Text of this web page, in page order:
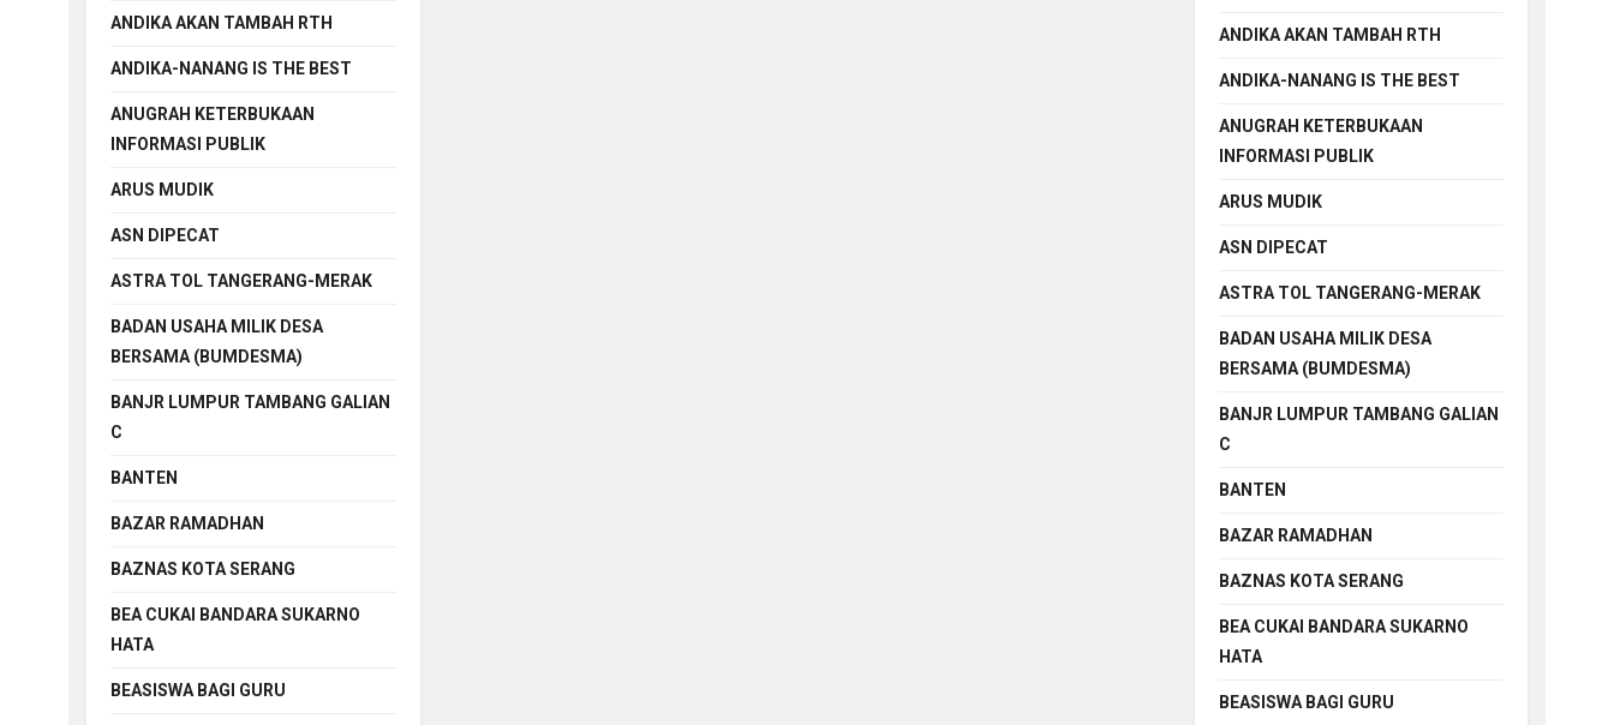
ANDIKA AKAN TAMBAH RTH
ANDIKA-NANANG IS THE BEST
ANUGRAH KETERBUKAAN
INFORMASI PUBLIK
ARUS MUDIK
ASN DIPECAT
ASTRA TOL TANGERANG-MERAK
BADAN USAHA MILIK DESA
BERSAMA (BUMDESMA)
BANJR LUMPUR TAMBANG GALIAN
C
BANTEN
BAZAR RAMADHAN
BAZNAS KOTA SERANG
BEA CUKAI BANDARA SUKARNO
HATA
BEASISWA BAGI GURU
ANDIKA AKAN TAMBAH RTH
ANDIKA-NANANG IS THE BEST
ANUGRAH KETERBUKAAN
INFORMASI PUBLIK
ARUS MUDIK
ASN DIPECAT
ASTRA TOL TANGERANG-MERAK
BADAN USAHA MILIK DESA
BERSAMA (BUMDESMA)
BANJR LUMPUR TAMBANG GALIAN
C
BANTEN
BAZAR RAMADHAN
BAZNAS KOTA SERANG
BEA CUKAI BANDARA SUKARNO
HATA
BEASISWA BAGI GURU